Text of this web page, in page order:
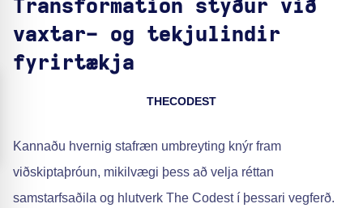
Transformation styður við
vaxtar- og tekjulindir
fyrirtækja
THECODEST
Kannaðu hvernig stafræn umbreyting knýr fram
viðskiptaþróun, mikilvægi þess að velja réttan
samstarfsaðila og hlutverk The Codest í þessari vegferð.